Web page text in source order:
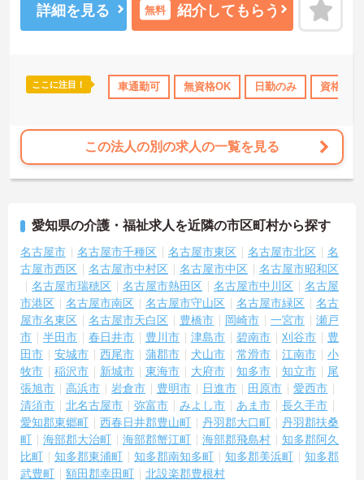
資格取得サポート 研修制度あり 産休･育休･介護休暇取得
詳細を見る 無料 紹介してもらう
ここに注目！ 車通勤可 無資格OK 日勤のみ 資格取
この法人の別の求人の一覧を見る
愛知県の介護・福祉求人を近隣の市区町村から探す
名古屋市 名古屋市千種区 名古屋市東区 名古屋市北区
名
古屋市西区
名古屋市中村区 名古屋市中区
名古屋市昭和区
名古屋市瑞穂区
名古屋市熱田区 名古屋市中川区
名古屋
市港区
名古屋市南区 名古屋市守山区 名古屋市緑区
名古
屋市名東区
名古屋市天白区 豊橋市 岡崎市 一宮市
瀬戸
市
半田市 春日井市 豊川市 津島市 碧南市 刈谷市
豊
田市
安城市 西尾市 蒲郡市 犬山市 常滑市 江南市
小
牧市
稲沢市 新城市 東海市 大府市 知多市 知立市
尾
張旭市
高浜市 岩倉市 豊明市 日進市 田原市
愛西市
清須市
北名古屋市 弥富市 みよし市 あま市
長久手市
愛知郡東郷町
西春日井郡豊山町 丹羽郡大口町
丹羽郡扶桑
町
海部郡大治町 海部郡蟹江町 海部郡飛島村
知多郡阿久
比町
知多郡東浦町 知多郡南知多町 知多郡美浜町
知多郡
武豊町
額田郡幸田町 北設楽郡豊根村